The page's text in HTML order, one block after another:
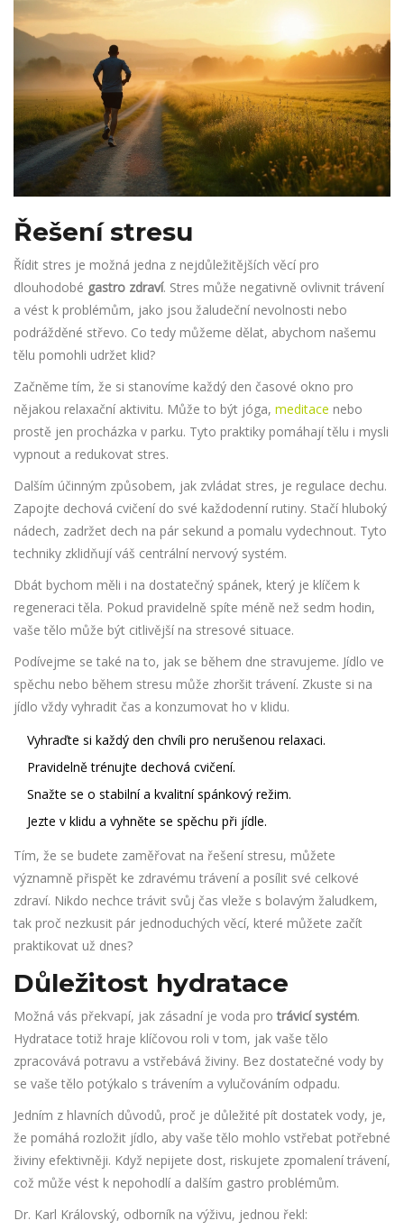
Řešení stresu
Řídit stres je možná jedna z nejdůležitějších věcí pro
dlouhodobé gastro zdraví. Stres může negativně ovlivnit trávení
a vést k problémům, jako jsou žaludeční nevolnosti nebo
podrážděné střevo. Co tedy můžeme dělat, abychom našemu
tělu pomohli udržet klid?
Začněme tím, že si stanovíme každý den časové okno pro
nějakou relaxační aktivitu. Může to být jóga, meditace nebo
prostě jen procházka v parku. Tyto praktiky pomáhají tělu i mysli
vypnout a redukovat stres.
Dalším účinným způsobem, jak zvládat stres, je regulace dechu.
Zapojte dechová cvičení do své každodenní rutiny. Stačí hluboký
nádech, zadržet dech na pár sekund a pomalu vydechnout. Tyto
techniky zklidňují váš centrální nervový systém.
Dbát bychom měli i na dostatečný spánek, který je klíčem k
regeneraci těla. Pokud pravidelně spíte méně než sedm hodin,
vaše tělo může být citlivější na stresové situace.
Podívejme se také na to, jak se během dne stravujeme. Jídlo ve
spěchu nebo během stresu může zhoršit trávení. Zkuste si na
jídlo vždy vyhradit čas a konzumovat ho v klidu.
Vyhraďte si každý den chvíli pro nerušenou relaxaci.
Pravidelně trénujte dechová cvičení.
Snažte se o stabilní a kvalitní spánkový režim.
Jezte v klidu a vyhněte se spěchu při jídle.
Tím, že se budete zaměřovat na řešení stresu, můžete
významně přispět ke zdravému trávení a posílit své celkové
zdraví. Nikdo nechce trávit svůj čas vleže s bolavým žaludkem,
tak proč nezkusit pár jednoduchých věcí, které můžete začít
praktikovat už dnes?
Důležitost hydratace
Možná vás překvapí, jak zásadní je voda protrávicí systém.
Hydratace totiž hraje klíčovou roli v tom, jak vaše tělo
zpracovává potravu a vstřebává živiny. Bez dostatečné vody by
se vaše tělo potýkalo s trávením a vylučováním odpadu.
Jedním z hlavních důvodů, proč je důležité pít dostatek vody, je,
že pomáhá rozložit jídlo, aby vaše tělo mohlo vstřebat potřebné
živiny efektivněji. Když nepijete dost, riskujete zpomalení trávení,
což může vést k nepohodlí a dalším gastro problémům.
Dr. Karl Královský, odborník na výživu, jednou řekl: